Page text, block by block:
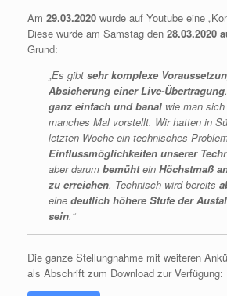
Am 29.03.2020 wurde auf Youtube eine
Diese wurde am Samstag den 28.03.2020
Grund:
„Es gibt sehr komplexe
Absicherung einer Live-Übertragung
ganz einfach und banal wie man
manches Mal vorstellt. Wir hatten in
letzten Woche ein technisches
Einflussmöglichkeiten unserer
aber darum bemühtein Höchstmaß
zu erreichen. Technisch wird bereits
eine deutlich höhere Stufe der
sein.“
Die ganze Stellungnahme mit weiteren
als Abschrift zum Download zur Verfügung: